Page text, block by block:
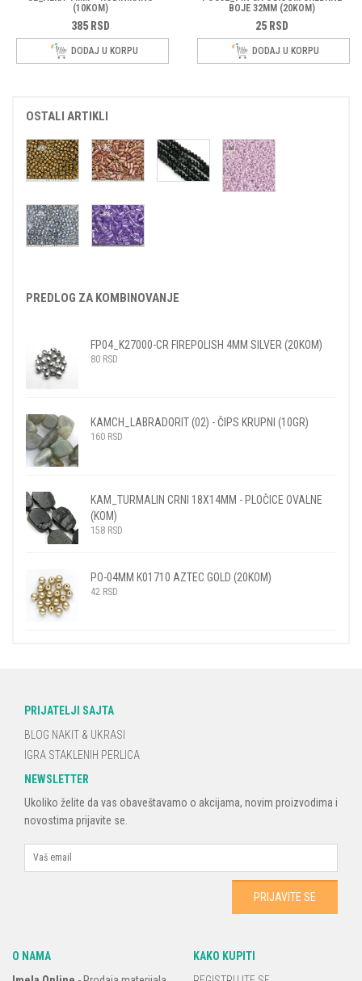
(10KOM)
385 RSD
DODAJ U KORPU
BOJE 32MM (20KOM)
25 RSD
DODAJ U KORPU
OSTALI ARTIKLI
PREDLOG ZA KOMBINOVANJE
FP04_K27000-CR FIREPOLISH 4MM SILVER (20KOM)
80 RSD
KAMCH_LABRADORIT (02) - ČIPS KRUPNI (10GR)
160 RSD
KAM_TURMALIN CRNI 18X14MM - PLOČICE OVALNE
(KOM)
158 RSD
PO-04MM K01710 AZTEC GOLD (20KOM)
42 RSD
PRIJATELJI SAJTA
BLOG NAKIT & UKRASI
IGRA STAKLENIH PERLICA
NEWSLETTER
Ukoliko želite da vas obaveštavamo o akcijama, novim proizvodima i
novostima prijavite se.
O NAMA
KAKO KUPITI